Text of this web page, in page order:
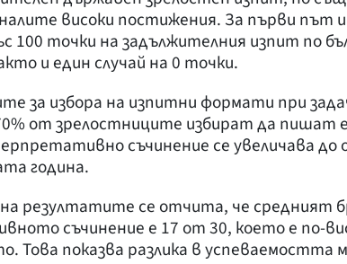
високи постижения. За първи път
100 точки на задължителния изпит по
и един случай на 0 точки.
за избора на изпитни формати при
от зрелостниците избират да пишат
съчинение се увеличава до
година.
резултатите се отчита, че средният
съчинение е 17 от 30, което е по-
Това показва разлика в